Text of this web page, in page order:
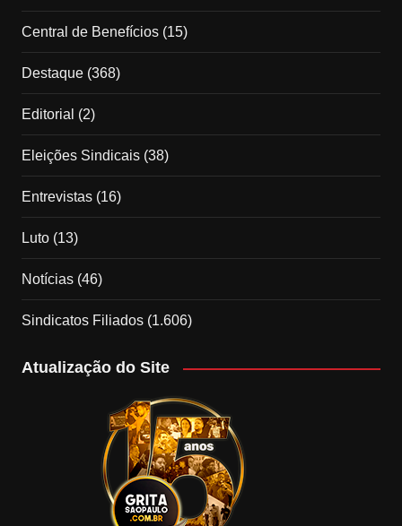
Central de Benefícios(15)
Destaque(368)
Editorial (2)
Eleições Sindicais(38)
Entrevistas(16)
Luto(13)
Notícias(46)
Sindicatos Filiados(1.606)
Atualização do Site